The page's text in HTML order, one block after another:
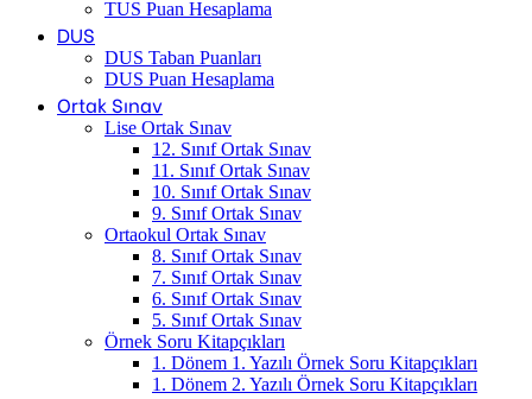
TUS Puan Hesaplama
DUS
DUS Taban Puanları
DUS Puan Hesaplama
Ortak Sınav
Lise Ortak Sınav
12. Sınıf Ortak Sınav
11. Sınıf Ortak Sınav
10. Sınıf Ortak Sınav
9. Sınıf Ortak Sınav
Ortaokul Ortak Sınav
8. Sınıf Ortak Sınav
7. Sınıf Ortak Sınav
6. Sınıf Ortak Sınav
5. Sınıf Ortak Sınav
Örnek Soru Kitapçıkları
1. Dönem 1. Yazılı Örnek Soru Kitapçıkları
1. Dönem 2. Yazılı Örnek Soru Kitapçıkları